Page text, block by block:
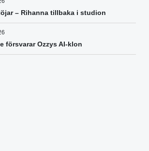
– Rihanna tillbaka i studion
försvarar Ozzys AI-klon